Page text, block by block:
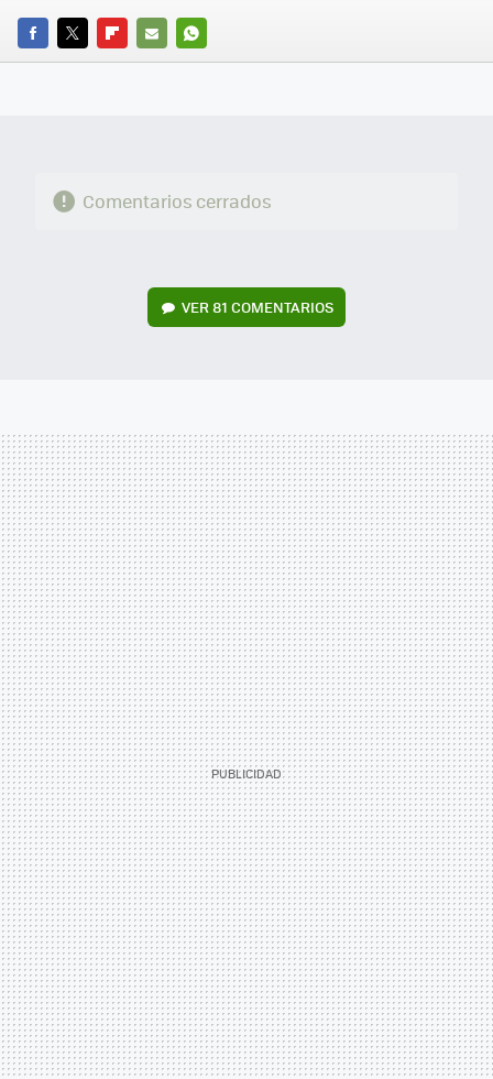
FACEBOOK
TWITTERFLIPBOARD
E-
WHATSAPP
Comentarios cerrados
VER81 COMENTARIOS